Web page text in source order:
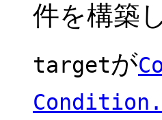
件を構築
targetが